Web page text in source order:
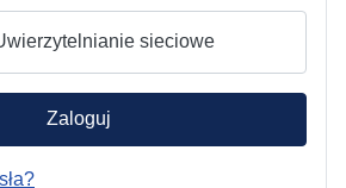
sieciowe
Zaloguj